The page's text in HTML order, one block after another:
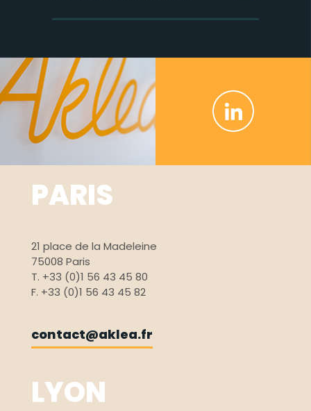
à
PARIS
21 place de la Madeleine
75008 Paris
T. +33 (0)1 56 43 45 80
F. +33 (0)1 56 43 45 82
contact@aklea.fr
LYON